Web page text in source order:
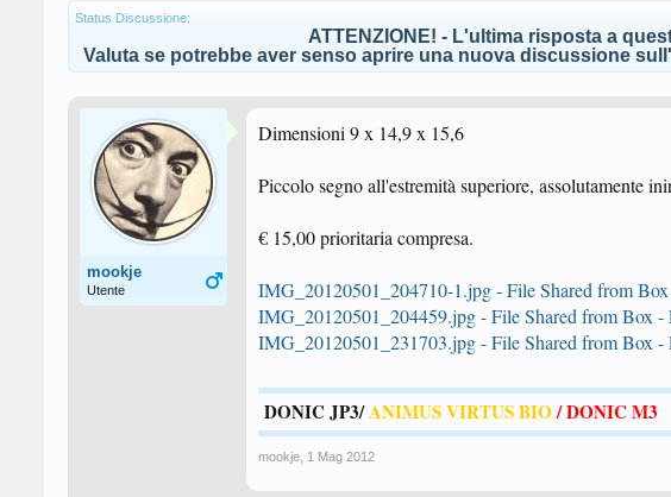
Status Discussione:
ATTENZIONE! - L'ultima risposta a
Valuta se potrebbe aver senso aprire una nuova discussione
mookje
Utente
Dimensioni 9 x 14,9 x 15,6
Piccolo segno all'estremità superiore, assolutamente
€ 15,00 prioritaria compresa.
IMG_20120501_204710-1.jpg - File Shared from
IMG_20120501_204459.jpg - File Shared from Box -
IMG_20120501_231703.jpg - File Shared from Box -
DONIC JP3/ANIMUS VIRTUS BIO/DONIC M3
mookje 1 Mag 2012